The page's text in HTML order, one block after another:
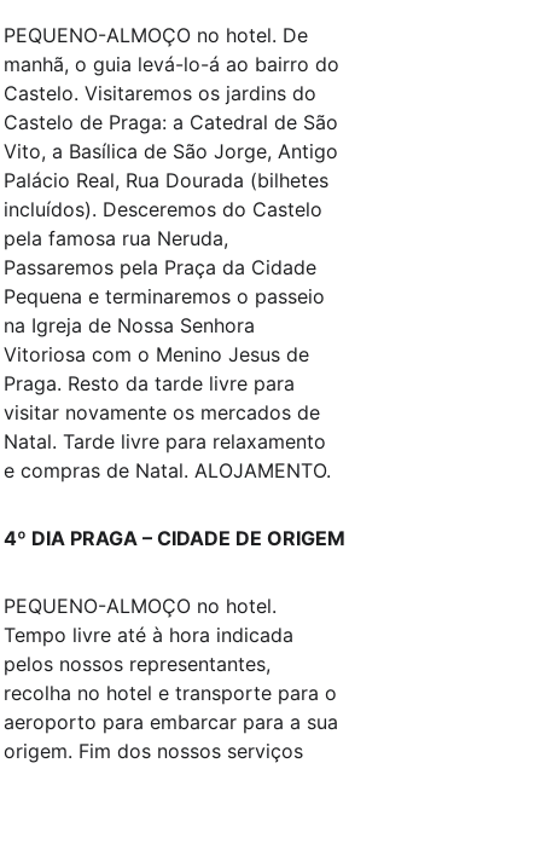
PEQUENO-ALMOÇO no hotel. De
manhã, o guia levá-lo-á ao bairro do
Castelo. Visitaremos os jardins do
Castelo de Praga: a Catedral de São
Vito, a Basílica de São Jorge, Antigo
Palácio Real, Rua Dourada (bilhetes
incluídos). Desceremos do Castelo
pela famosa rua Neruda,
Passaremos pela Praça da Cidade
Pequena e terminaremos o passeio
na Igreja de Nossa Senhora
Vitoriosa com o Menino Jesus de
Praga. Resto da tarde livre para
visitar novamente os mercados de
Natal. Tarde livre para relaxamento
e compras de Natal. ALOJAMENTO.
4º DIA PRAGA – CIDADE DE ORIGEM
PEQUENO-ALMOÇO no hotel.
Tempo livre até à hora indicada
pelos nossos representantes,
recolha no hotel e transporte para o
aeroporto para embarcar para a sua
origem. Fim dos nossos serviços